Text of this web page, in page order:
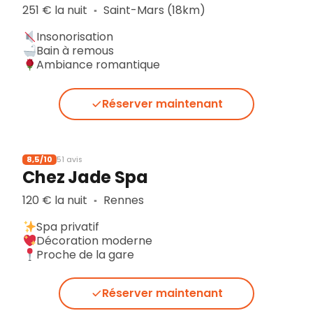
251 € la nuit ▪︎ Saint-Mars (18km)
Insonorisation
Bain à remous
Ambiance romantique
Réserver maintenant
8,5/10 51 avis
Chez Jade Spa
120 € la nuit ▪︎ Rennes
Spa privatif
Décoration moderne
Proche de la gare
Réserver maintenant